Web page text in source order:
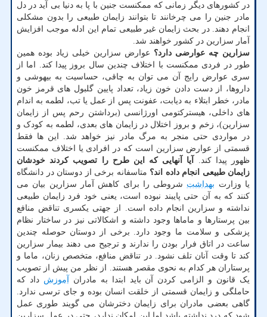
در کشورهای دیگر زمانی که ممکنست جنین با پا به دنیا بی آید در دل
مادر جنین را می چرخانند تا بتوانند زایمان طبیعی را بدون مشکلی
انجام دهند. در بحث زایمان غیر طبیعی تمام این ادله موجب افزایش
آمار سزارین در کشور خواهند شد.
سزارین چه عوارضی دارد؟ عوارض سزارین خیلی زیاد بوده همین
طور در فردی ممکنست با اختلاف چندین سال بروز پیدا کند. اما از
سری عوارض رایج آن می توان به چاقی، حساسیت به بیهوشی و
داروها، از دست دادن خون زیاد، تعداد پایین گلبول های قرمز خون
مادر، خطر ابتلاء به دیابت، عفونت پس از عمل یا تب، لطمه به اندام
های داخلی، هیسترکتومی اورژانسی (برداشتن رحم پس از زایمان
سزارین)، زخم و بروز اختلال در زایمان های بعدی، لطمه به کودک و
در مواردی حتی منجر به مرگ مادر نیز خواهد شد. این ها فقط
قسمتی از عوارض سزارین است که در افرادی یا اختلاف ممکنست
ظهور پیدا کند.
آیا آنهایی که این طرح را تصویب کردند خودشان
زایمان طبیعی انجام داده اند؟ متاسفانه برخی از دوستان در دانشگاه
یا وزارت بهداشت شروطی را برای کاهش آمار سزارین بیان می
کنند که به آن حتی پایبند نبوده است، یعنی خود فرد زایمان طبیعی
نداشته و سزارین انجام داده است. از جهتی یکسری تناقض منافع
بین پرستارها و ماماها وجود داشته و اشکالاتی نیز در ساختار نظام
پزشکی و سلامت ما وجود دارد. برخی از دوستان حوصله چندین
ساعت در اتاق فرار بودن را ندارند و ترجیح می دهند بیمار سزارین
کند تا وقت آنان تلف نشود. در تناقض منافع، متخصص زنان، ماما و
پرستاران هر کدام به نحوی مقصر هستند. از نظر من پیش از تصویب
یک قانون و الزامی کردن آن باید ابتدا به مادران
آموزش داد که
حاملگی و زایمان قسمتی از خلقت انسان بوده و جای ترسی ندارد.
گاهی بعضی مادران برای زایمان دخترشان می گویند طوری عمل